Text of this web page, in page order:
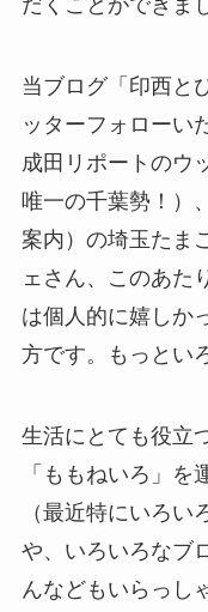
だくことができま
当ブログ「印西と
ッターフォローい
成田リポートのウ
唯一の千葉勢！）
案内）の埼玉たま
ェさん、このあた
は個人的に嬉しか
方です。もっとい
生活にとても役立
「ももねいろ」
（最近特にいろい
や、いろいろなブ
んなどもいらっし